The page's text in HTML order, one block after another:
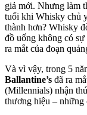
giả mới. Nhưng làm
tuổi khi Whisky chủ
thành hơn? Whisky
đồ uống không có
ra mắt của đoạn
Và vì vậy, trong 5
Ballantine’s đã ra
(Millennials) nhận
thương hiệu – những